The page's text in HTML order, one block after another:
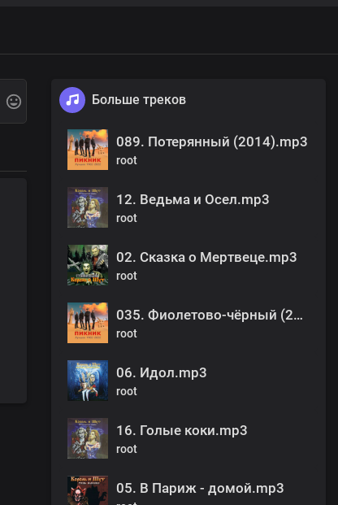
Больше треков
089. Потерянный (2014).mp3
root
12. Ведьма и Осел.mp3
root
02. Сказка о Мертвеце.mp3
root
035. Фиолетово-чёрный (2001).mp3
root
06. Идол.mp3
root
16. Голые коки.mp3
root
05. В Париж - домой.mp3